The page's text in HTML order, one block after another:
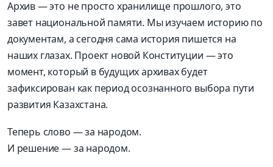
Архив — это не просто хранилище прошлого, это
завет национальной памяти. Мы изучаем историю по
документам, а сегодня сама история пишется на
наших глазах. Проект новой Конституции — это
момент, который в будущих архивах будет
зафиксирован как период осознанного выбора пути
развития Казахстана.
Теперь слово — за народом.
И решение — за народом.